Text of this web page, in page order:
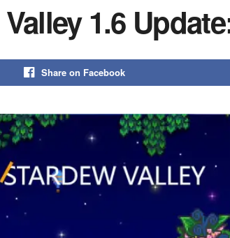
1.6
Share on Facebook